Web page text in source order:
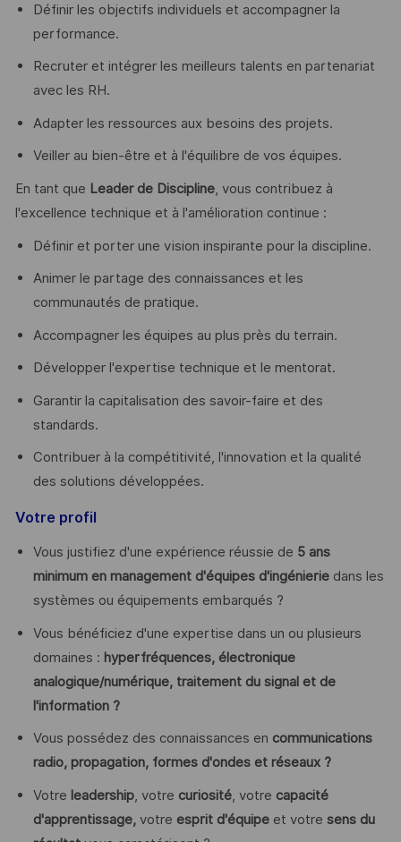
Définir les objectifs individuels et accompagner la
performance.
Recruter et intégrer les meilleurs talents en partenariat
avec les RH.
Adapter les ressources aux besoins des projets.
Veiller au bien-être et à l'équilibre de vos équipes.
En tant que Leader de Discipline, vous contribuez à
l'excellence technique et à l'amélioration continue :
Définir et porter une vision inspirante pour la discipline.
Animer le partage des connaissances et les
communautés de pratique.
Accompagner les équipes au plus près du terrain.
Développer l'expertise technique et le mentorat.
Garantir la capitalisation des savoir-faire et des
standards.
Contribuer à la compétitivité, l'innovation et la qualité
des solutions développées.
Votre profil
Vous justifiez d'une expérience réussie de 5 ans
minimum en management d'équipes d'ingénieriedans les
systèmes ou équipements embarqués ?
Vous bénéficiez d'une expertise dans un ou plusieurs
domaines : hyperfréquences, électronique
analogique/numérique, traitement du signal et de
l'information ?
Vous possédez des connaissances en communications
radio, propagation, formes d'ondes et réseaux ?
Votre leadership, votre curiosité, votre capacité
d'apprentissage,votre esprit d'équipeet votre sens du